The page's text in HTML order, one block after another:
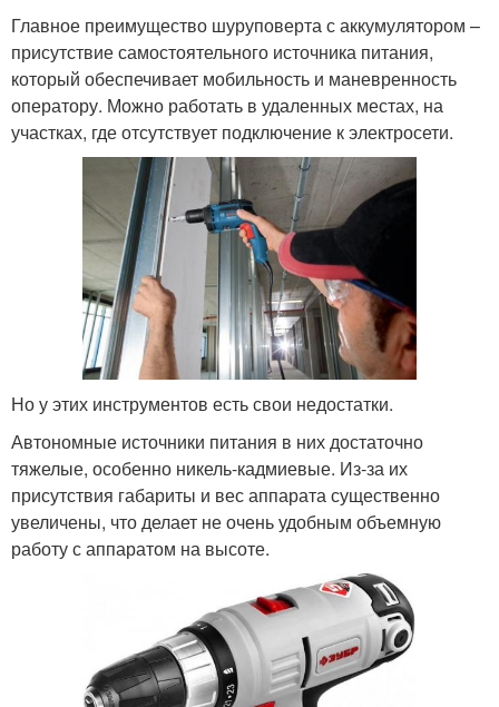
Главное преимущество шуруповерта с аккумулятором –
присутствие самостоятельного источника питания,
который обеспечивает мобильность и маневренность
оператору. Можно работать в удаленных местах, на
участках, где отсутствует подключение к электросети.
Но у этих инструментов есть свои недостатки.
Автономные источники питания в них достаточно
тяжелые, особенно никель-кадмиевые. Из-за их
присутствия габариты и вес аппарата существенно
увеличены, что делает не очень удобным объемную
работу с аппаратом на высоте.